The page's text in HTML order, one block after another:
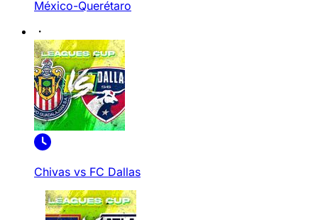
México-Querétaro
Chivas vs FC Dallas